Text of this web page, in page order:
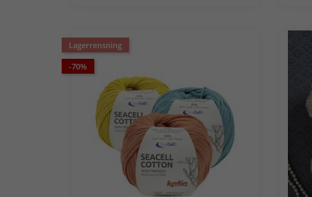
Lagerrensning
-70%